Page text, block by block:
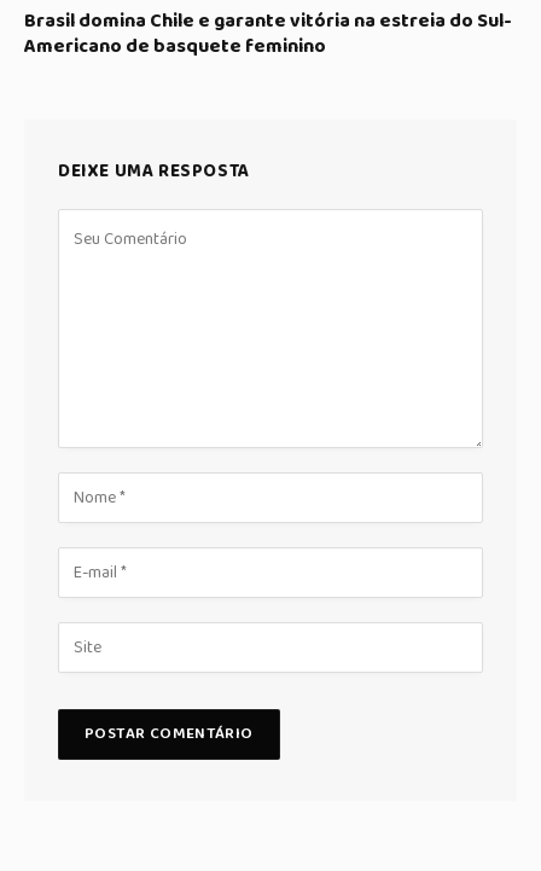
Brasil domina Chile e garante vitória na estreia do Sul-
Americano de basquete feminino
DEIXE UMA RESPOSTA